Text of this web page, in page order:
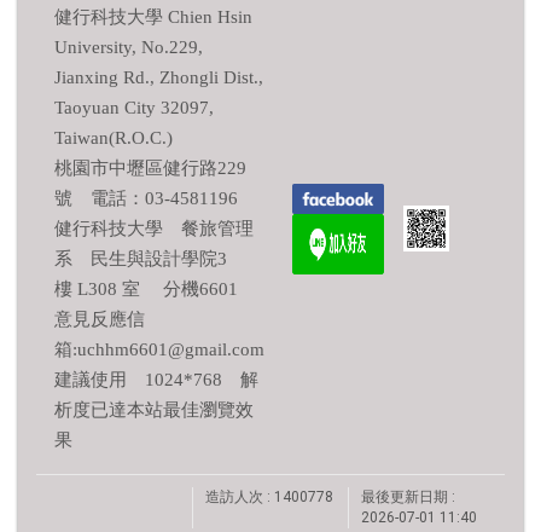
健行科技大學 Chien Hsin
University, No.229,
Jianxing Rd., Zhongli Dist.,
Taoyuan City 32097,
Taiwan(R.O.C.)
桃園市中壢區健行路229
號 電話：03-4581196
健行科技大學 餐旅管理
系 民生與設計學院3
樓 L308 室 分機6601
意見反應信
箱:uchhm6601@gmail.com
建議使用 1024*768 解
析度已達本站最佳瀏覽效
果
造訪人次 : 1400778
最後更新日期 :
2026-07-01 11:40